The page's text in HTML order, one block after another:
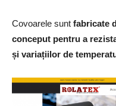
Covoarele sunt fabricate
conceput pentru a
și variațiilor de